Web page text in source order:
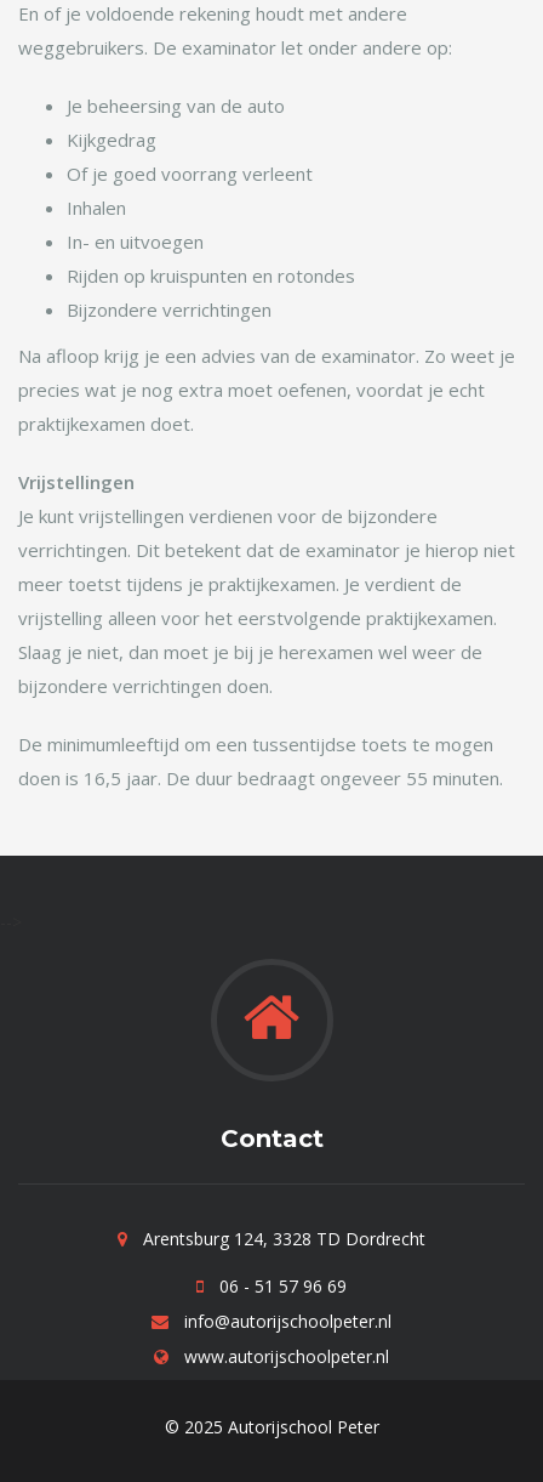
En of je voldoende rekening houdt met andere
weggebruikers. De examinator let onder andere op:
Je beheersing van de auto
Kijkgedrag
Of je goed voorrang verleent
Inhalen
In- en uitvoegen
Rijden op kruispunten en rotondes
Bijzondere verrichtingen
Na afloop krijg je een advies van de examinator. Zo weet je
precies wat je nog extra moet oefenen, voordat je echt
praktijkexamen doet.
Vrijstellingen
Je kunt vrijstellingen verdienen voor de bijzondere
verrichtingen. Dit betekent dat de examinator je hierop niet
meer toetst tijdens je praktijkexamen. Je verdient de
vrijstelling alleen voor het eerstvolgende praktijkexamen.
Slaag je niet, dan moet je bij je herexamen wel weer de
bijzondere verrichtingen doen.
De minimumleeftijd om een tussentijdse toets te mogen
doen is 16,5 jaar. De duur bedraagt ongeveer 55 minuten.
Contact
Arentsburg 124, 3328 TD Dordrecht
06 - 51 57 96 69
info@autorijschoolpeter.nl
www.autorijschoolpeter.nl
© 2025 Autorijschool Peter